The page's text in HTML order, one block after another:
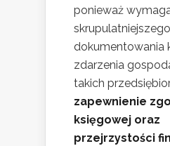
ponieważ
skrupulatniejszego
dokumentowania
zdarzenia
takich
zapewnienie
księgowej oraz
przejrzystości